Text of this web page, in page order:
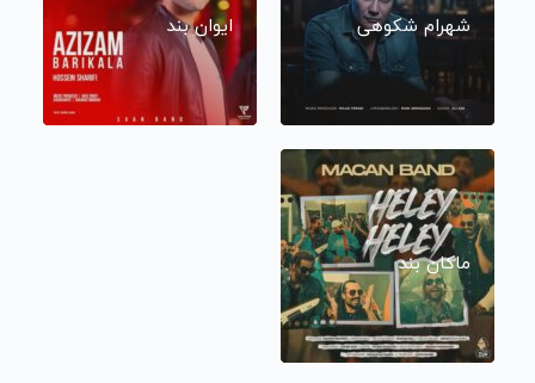
شهرام شکوهی ایوان بند
ماکان بند